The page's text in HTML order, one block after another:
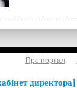
Про портал
директора